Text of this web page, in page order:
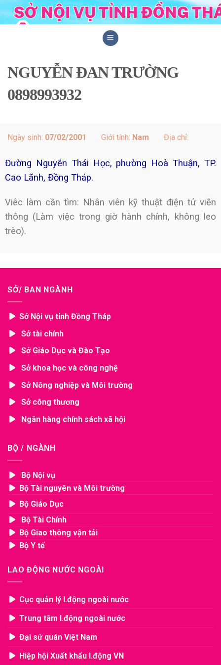
Skip
to
NGUYỄN ĐAN TRƯỜNG
0898993932
Ngày sinh: 07/02/2001 Giới tính: Nam Địa chỉ:
Đường Nguyễn Thái Học, phường Hoà Thuận, TP.
Cao Lãnh, Đồng Tháp.
Viêc làm cần tìm: Nhân viên kỹ thuật điện tử viễn
thông (Làm việc trong giờ hành chính, không leo
trèo).
SỞ/ BAN NGÀNH
Sở Nội vụ tỉnh Đồng Tháp
Sở tài chính
Sở Giáo Dục và Đào Tạo
Sở khoa học và công nghệ
Sở Nông nghiệp và Môi trường
Sở công thương
Ngân hàng chính sách xã hội
BỘ / NGÀNH
Bộ Nội vụ
Bộ Tài nguyên và Môi trường
Bộ Giáo Dục
Bộ Tài Chính
Bộ Giao thông vận tải
Bộ Y tế
LAO ĐỘNG NƯỚC NGOÀI
Cục quản lý l.động ngoài nước
Trung tâm l.động ngoài nước
Đại sứ quán Việt Nam
Hiệp hội Xuất khẩu l.động VN